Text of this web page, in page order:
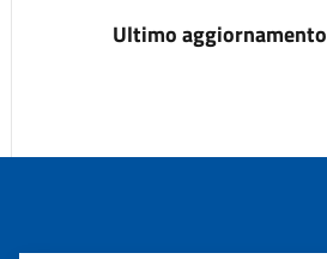
Ultimo aggiornamento